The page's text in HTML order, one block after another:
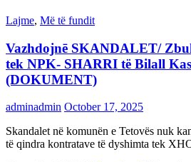
Lajme, Më të fundit
Vazhdojnē SKANDALET/
tek NPK- SHARRI të Bilall
(DOKUMENT)
adminadmin October 17, 2025
Skandalet në komunën e Tetovës nuk
të qindra kontratave të dyshimta tek